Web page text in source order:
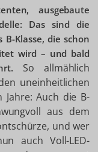
ausgebaute
Das sind die
Klasse, die schon
wird – und bald
So allmählich
uneinheitlichen
Auch die B-
aus dem
und wer
auch Voll-LED-